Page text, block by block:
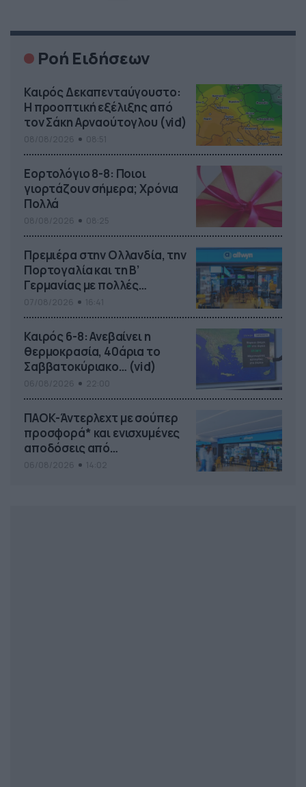
Ροή Ειδήσεων
Καιρός Δεκαπενταύγουστο:
Η προοπτική εξέλιξης από
τον Σάκη Αρναούτογλου (vid)
Εορτολόγιο 8-8: Ποιοι
γιορτάζουν σήμερα; Χρόνια
Πολλά
Πρεμιέρα στην Ολλανδία, την
Πορτογαλία και τη Β’
Γερμανίας με πολλές
στοιχηματικές επιλογές από
το ΠΑΜΕ ΣΤΟΙΧΗΜΑ
Καιρός 6-8: Ανεβαίνει η
θερμοκρασία, 40άρια το
Σαββατοκύριακο… (vid)
ΠΑΟΚ-Άντερλεχτ με σούπερ
προσφορά* και ενισχυμένες
αποδόσεις από
το Pamestoixima.gr